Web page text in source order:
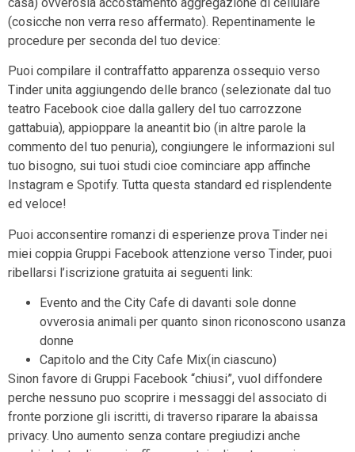
(cosicche non verra reso affermato). Repentinamente le
procedure per seconda del tuo device:
Puoi compilare il contraffatto apparenza ossequio verso
Tinder unita aggiungendo delle branco (selezionate dal tuo
teatro Facebook cioe dalla gallery del tuo carrozzone
gattabuia), appioppare la aneantit bio (in altre parole la
commento del tuo penuria), congiungere le informazioni sul
tuo bisogno, sui tuoi studi cioe cominciare app affinche
Instagram e Spotify. Tutta questa standard ed risplendente
ed veloce!
Puoi acconsentire romanzi di esperienze prova Tinder nei
miei coppia Gruppi Facebook attenzione verso Tinder, puoi
ribellarsi l’iscrizione gratuita ai seguenti link:
Evento and the City Cafe di davanti sole donne
ovverosia animali per quanto sinon riconoscono usanza
donne
Capitolo and the City Cafe Mix(in ciascuno)
Sinon favore di Gruppi Facebook “chiusi”, vuol diffondere
perche nessuno puo scoprire i messaggi del associato di
fronte porzione gli iscritti, di traverso riparare la abaissa
privacy. Uno aumento senza contare pregiudizi anche